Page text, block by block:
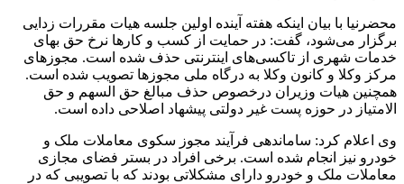
محضرنیا با بیان اینکه هفته آینده اولین جلسه هیات مقررات زدایی
برگزار می‌شود، گفت: در حمایت از کسب و کارها نرخ حق بهای
خدمات شهری از تاکسی‌های اینترنتی حذف شده است. مجوزهای
مرکز وکلا و کانون وکلا به درگاه ملی مجوزها تصویب شده است.
همچنین هیات وزیران درخصوص حذف مبالغ حق السهم و حق
الامتیاز در حوزه پست غیر دولتی پیشهاد اصلاحی داده است.
وی اعلام کرد: ساماندهی فرآیند مجوز سکوی معاملات ملک و
خودرو نیز انجام شده است. برخی افراد در بستر فضای مجازی
معاملات ملک و خودرو دارای مشکلاتی بودند که با تصویبی که در